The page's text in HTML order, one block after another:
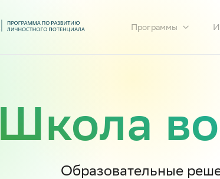
Программы
Школа
Образовательные